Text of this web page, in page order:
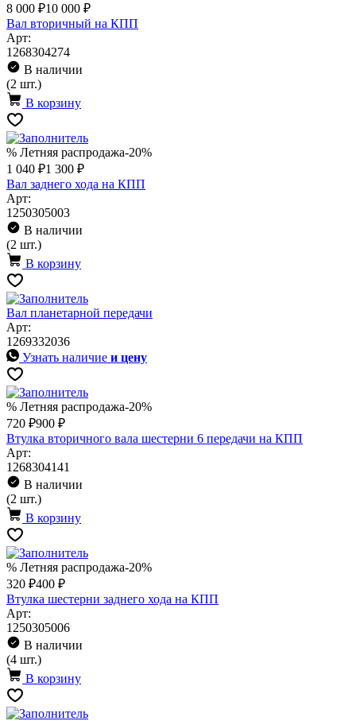
8 000 ₽10 000 ₽
Вал вторичный на КПП
Арт:
1268304274
В наличии
(2 шт.)
В корзину
% Летняя распродажа-20%
1 040 ₽1 300 ₽
Вал заднего хода на КПП
Арт:
1250305003
В наличии
(2 шт.)
В корзину
Вал планетарной передачи
Арт:
1269332036
Узнать наличие и цену
% Летняя распродажа-20%
720 ₽900 ₽
Втулка вторичного вала шестерни 6 передачи на КПП
Арт:
1268304141
В наличии
(2 шт.)
В корзину
% Летняя распродажа-20%
320 ₽400 ₽
Втулка шестерни заднего хода на КПП
Арт:
1250305006
В наличии
(4 шт.)
В корзину